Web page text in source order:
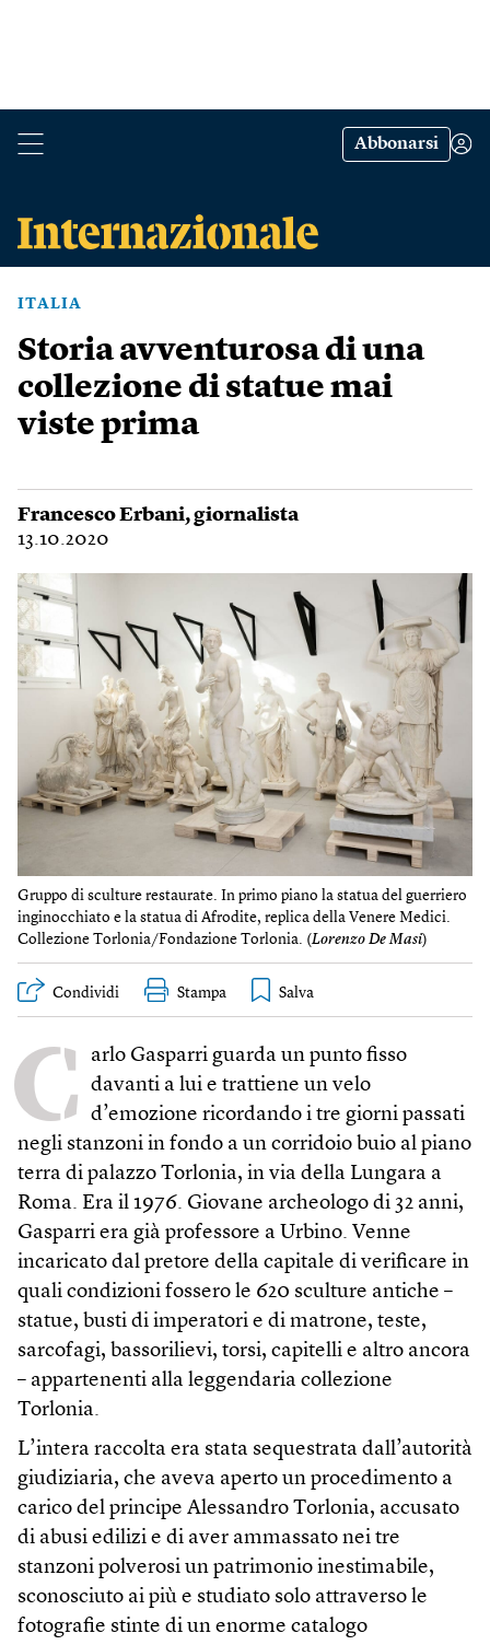
Abbonarsi
ITALIA
Storia avventurosa di una
collezione di statue mai
viste prima
Francesco Erbani, giornalista
13.10.2020
Gruppo di sculture restaurate. In primo piano la statua del guerriero
inginocchiato e la statua di Afrodite, replica della Venere Medici.
Collezione Torlonia/Fondazione Torlonia. (Lorenzo De Masi)
Condividi Stampa
C
arlo Gasparri guarda un punto fisso
davanti a lui e trattiene un velo
d’emozione ricordando i tre giorni passati
negli stanzoni in fondo a un corridoio buio al piano
terra di palazzo Torlonia, in via della Lungara a
Roma. Era il 1976. Giovane archeologo di 32 anni,
Gasparri era già professore a Urbino. Venne
incaricato dal pretore della capitale di verificare in
quali condizioni fossero le 620 sculture antiche –
statue, busti di imperatori e di matrone, teste,
sarcofagi, bassorilievi, torsi, capitelli e altro ancora
– appartenenti alla leggendaria collezione
Torlonia.
L’intera raccolta era stata sequestrata dall’autorità
giudiziaria, che aveva aperto un procedimento a
carico del principe Alessandro Torlonia, accusato
di abusi edilizi e di aver ammassato nei tre
stanzoni polverosi un patrimonio inestimabile,
sconosciuto ai più e studiato solo attraverso le
fotografie stinte di un enorme catalogo